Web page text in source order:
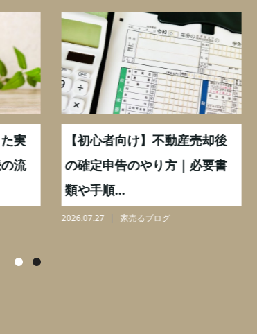
【初心者向け】不動産売却後
の確定申告のやり方｜必要書
類や手順...
2026.07.27 家売るブログ